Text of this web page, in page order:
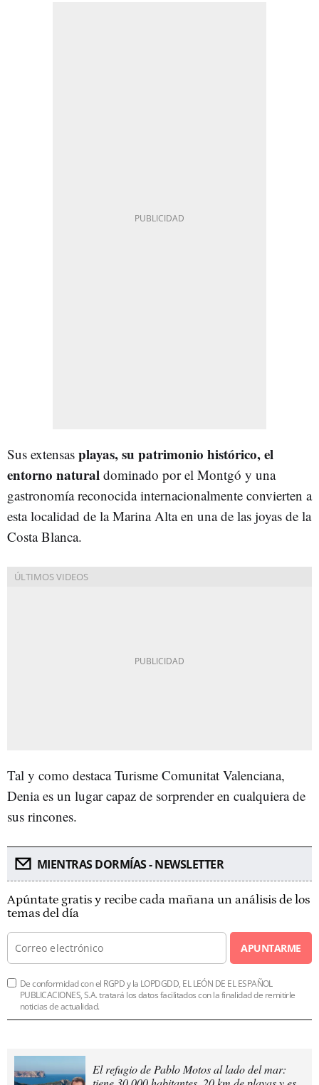
Sus extensas playas, su patrimonio histórico, el
entorno natural dominado por el Montgó y una
gastronomía reconocida internacionalmente convierten a
esta localidad de la Marina Alta en una de las joyas de la
Costa Blanca.
Tal y como destaca Turisme Comunitat Valenciana,
Denia es un lugar capaz de sorprender en cualquiera de
sus rincones.
MIENTRAS DORMÍAS - NEWSLETTER
Apúntate gratis y recibe cada mañana un análisis de los
temas del día
APUNTARME
De conformidad con el RGPD y la LOPDGDD, EL LEÓN DE EL ESPAÑOL
PUBLICACIONES, S.A. tratará los datos facilitados con la finalidad de remitirle
noticias de actualidad.
El refugio de Pablo Motos al lado del mar: